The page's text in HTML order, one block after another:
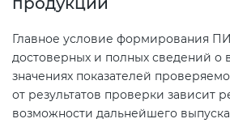
Главное условие формирования
достоверных и полных сведений о
значениях показателей
от результатов проверки зависит
возможности дальнейшего